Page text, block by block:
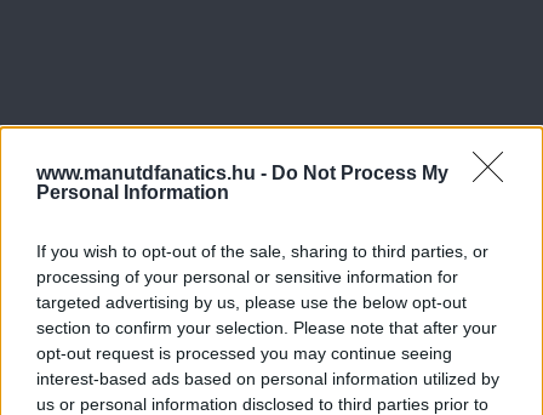
www.manutdfanatics.hu - Do Not Process My
Personal Information
If you wish to opt-out of the sale, sharing to third parties, or
processing of your personal or sensitive information for
targeted advertising by us, please use the below opt-out
section to confirm your selection. Please note that after your
opt-out request is processed you may continue seeing
interest-based ads based on personal information utilized by
us or personal information disclosed to third parties prior to